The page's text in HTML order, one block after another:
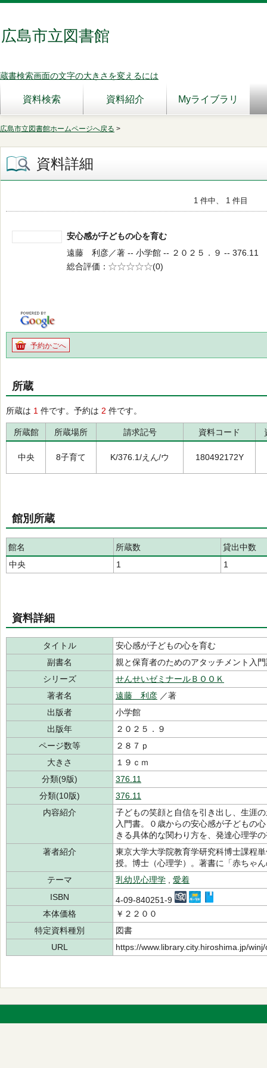
広島市立図書館
蔵書検索画面の文字の大きさを変えるには
資料検索 資料紹介 Myライブラリ
広島市立図書館ホームページへ戻る >
資料詳細
1 件中、 1 件目
安心感が子どもの心を育む
遠藤 利彦／著 -- 小学館 -- ２０２５．９ -- 376.11
総合評価
5段階評価
(0)
予約かごへ
所蔵
所蔵は 1 件です。予約は 2 件です。
所蔵館 所蔵場所 請求記号 資料コード
中央 8子育て K/376.1/えん/ウ 180492172Y
館別所蔵
館名 所蔵数
貸出中数
中央
1 1
資料詳細
タイトル
安心感が子どもの心を育む
副書名
親と保育者のためのアタッチメント入
シリーズ
せんせいゼミナールＢＯＯＫ
著者名
遠藤 利彦 ／著
出版者
小学館
出版年
２０２５．９
ページ数等
２８７ｐ
大きさ
１９ｃｍ
分類(9版)
376.11
分類(10版)
376.11
内容紹介
子どもの笑顔と自信を引き出し、生涯
入門書。０歳からの安心感が子どもの
きる具体的な関わり方を、発達心理学
著者紹介
東京大学大学院教育学研究科博士課程
授。博士（心理学）。著書に「赤ちゃ
テーマ
乳幼児心理学
愛着
ISBN
4-09-840251-9
本体価格
￥２２００
特定資料種別
図書
URL
https://www.library.city.hiroshima.jp/